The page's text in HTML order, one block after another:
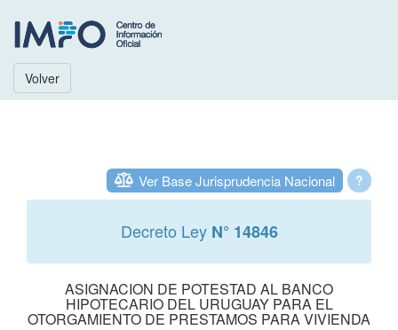
Volver
?
Ver Base Jurisprudencia Nacional
Decreto Ley N° 14846
ASIGNACION DE POTESTAD AL BANCO
HIPOTECARIO DEL URUGUAY PARA EL
OTORGAMIENTO DE PRESTAMOS PARA VIVIENDA